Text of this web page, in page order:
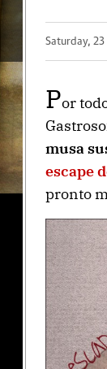
Saturday,
Por
musa
escape
pronto